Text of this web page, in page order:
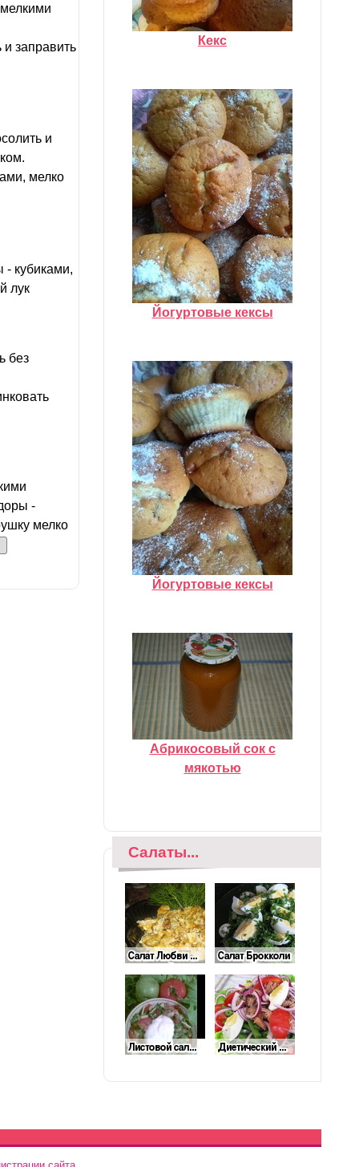
заправить
и
мелко
- кубиками,
лук
без
-
мелко
Кекс
Йогуртовые кексы
Йогуртовые кексы
Абрикосовый сок с
мякотью
Салаты...